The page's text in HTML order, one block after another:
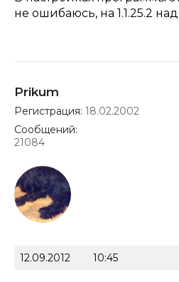
не ошибаюсь, на 1.1.25.2
Prikum
Регистрация: 18.02.2002
Сообщений:
21084
12.09.2012 10:45